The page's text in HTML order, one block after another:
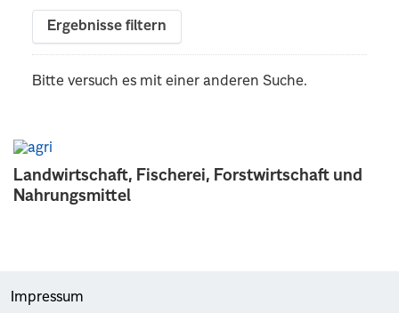
Landwirtschaft, Fischerei, Forstwirtschaft und
Nahrungsmittel
Ergebnisse filtern
Bitte versuch es mit einer anderen Suche.
Impressum